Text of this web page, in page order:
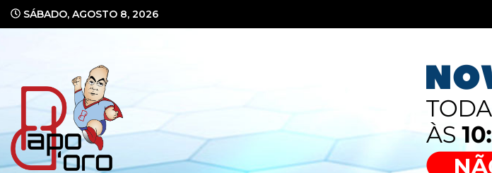
SÁBADO, AGOSTO 8, 2026